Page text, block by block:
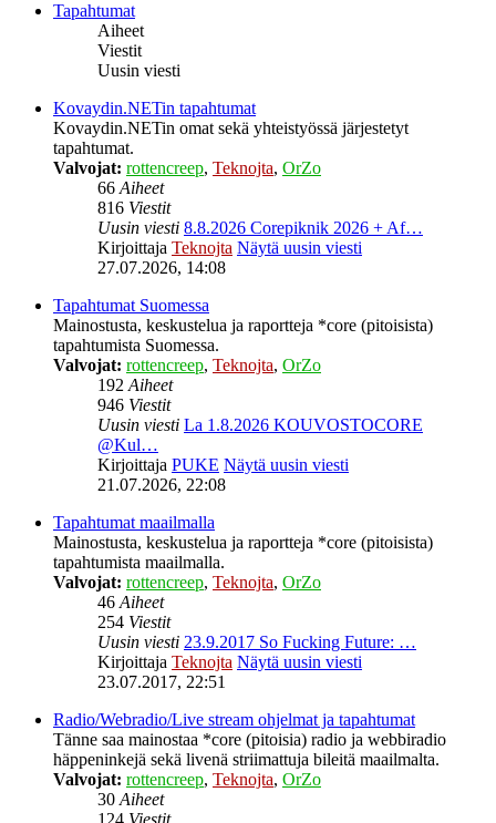
Tapahtumat
Aiheet
Viestit
Uusin viesti
Kovaydin.NETin tapahtumat
Kovaydin.NETin omat sekä yhteistyössä järjestetyt
tapahtumat.
Valvojat: rottencreep, Teknojta, OrZo
66Aiheet
816 Viestit
Uusin viesti 8.8.2026 Corepiknik 2026 + Af…
Kirjoittaja Teknojta Näytä uusin viesti
27.07.2026, 14:08
Tapahtumat Suomessa
Mainostusta, keskustelua ja raportteja *core (pitoisista)
tapahtumista Suomessa.
Valvojat: rottencreep, Teknojta, OrZo
192Aiheet
946 Viestit
Uusin viesti La 1.8.2026 KOUVOSTOCORE
@Kul…
Kirjoittaja PUKE Näytä uusin viesti
21.07.2026, 22:08
Tapahtumat maailmalla
Mainostusta, keskustelua ja raportteja *core (pitoisista)
tapahtumista maailmalla.
Valvojat: rottencreep, Teknojta, OrZo
46Aiheet
254 Viestit
Uusin viesti 23.9.2017 So Fucking Future: …
Kirjoittaja Teknojta Näytä uusin viesti
23.07.2017, 22:51
Radio/Webradio/Live stream ohjelmat ja tapahtumat
Tänne saa mainostaa *core (pitoisia) radio ja webbiradio
häppeninkejä sekä livenä striimattuja bileitä maailmalta.
Valvojat: rottencreep, Teknojta, OrZo
30Aiheet